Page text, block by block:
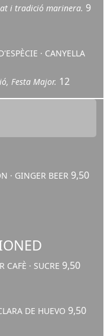
i tradició marinera. 9
· CANYELLA
Festa Major. 12
· GINGER BEER 9,50
CAFÈ · SUCRE 9,50
DE HUEVO 9,50